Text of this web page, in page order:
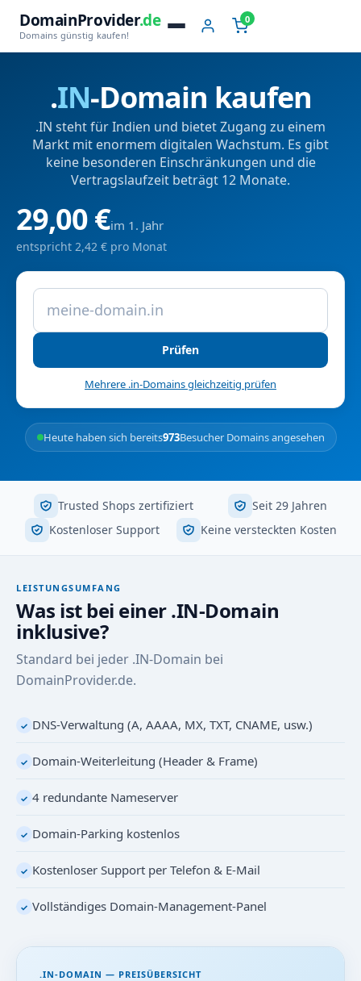
DomainProvider.de
Domains günstig kaufen!
0
.IN-Domain kaufen
.IN steht für Indien und bietet Zugang zu einem
Markt mit enormem digitalen Wachstum. Es gibt
keine besonderen Einschränkungen und die
Vertragslaufzeit beträgt 12 Monate.
29,00 €im 1. Jahr
entspricht 2,42 € pro Monat
Prüfen
Mehrere .in-Domains gleichzeitig prüfen
Heute haben sich bereits973Besucher Domains angesehen
Trusted Shops zertifiziert
Seit 29 Jahren
Kostenloser Support
Keine versteckten Kosten
LEISTUNGSUMFANG
Was ist bei einer .IN-Domain
inklusive?
Standard bei jeder .IN-Domain bei
DomainProvider.de.
✓ DNS-Verwaltung (A, AAAA, MX, TXT, CNAME, usw.)
✓ Domain-Weiterleitung (Header & Frame)
✓ 4 redundante Nameserver
✓ Domain-Parking kostenlos
✓ Kostenloser Support per Telefon & E-Mail
✓ Vollständiges Domain-Management-Panel
.IN-DOMAIN — PREISÜBERSICHT